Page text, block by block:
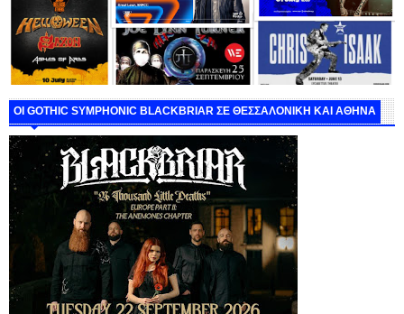
ΟΙ GOTHIC SYMPHONIC BLACKBRIAR ΣΕ ΘΕΣΣΑΛΟΝΙΚΗ ΚΑΙ ΑΘΗΝΑ